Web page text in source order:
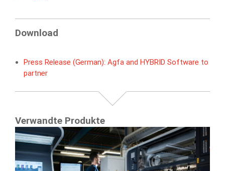
Download
Press Release (German): Agfa and HYBRID Software to
partner
Verwandte Produkte